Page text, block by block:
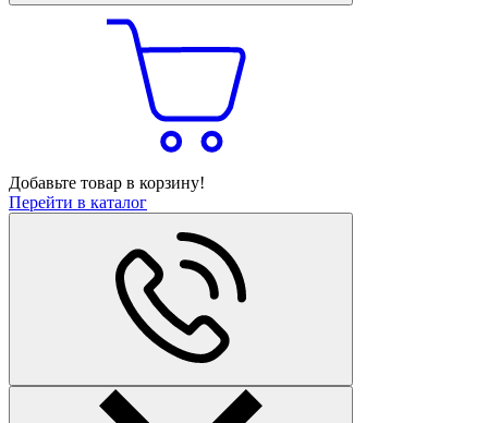
Добавьте товар в корзину!
Перейти в каталог